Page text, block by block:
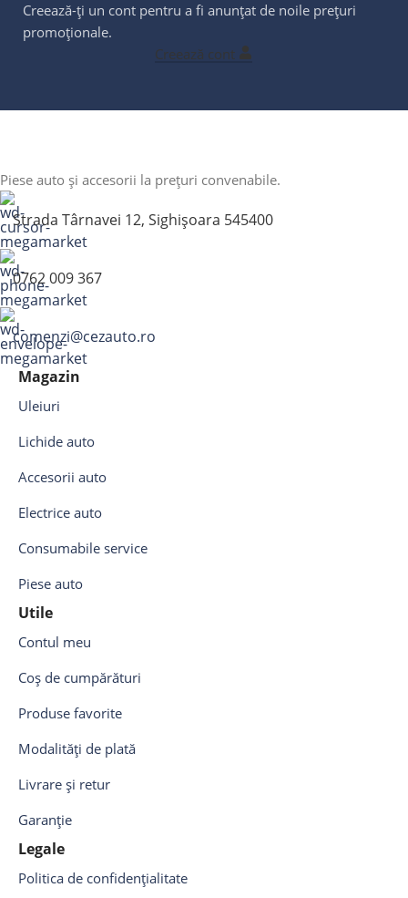
Creează-ți un cont pentru a fi anunțat de noile prețuri
promoționale.
Creează cont
Piese auto și accesorii la prețuri convenabile.
Strada Târnavei 12, Sighișoara 545400
0762 009 367
comenzi@cezauto.ro
Magazin
Uleiuri
Lichide auto
Accesorii auto
Electrice auto
Consumabile service
Piese auto
Utile
Contul meu
Coș de cumpărături
Produse favorite
Modalități de plată
Livrare și retur
Garanție
Legale
Politica de confidențialitate